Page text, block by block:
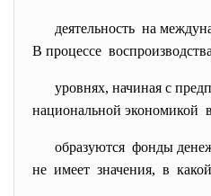
деятельность на
В процессе
уровнях, начиная с
национальной экономикой
образуются фонды
не имеет значения, в какой